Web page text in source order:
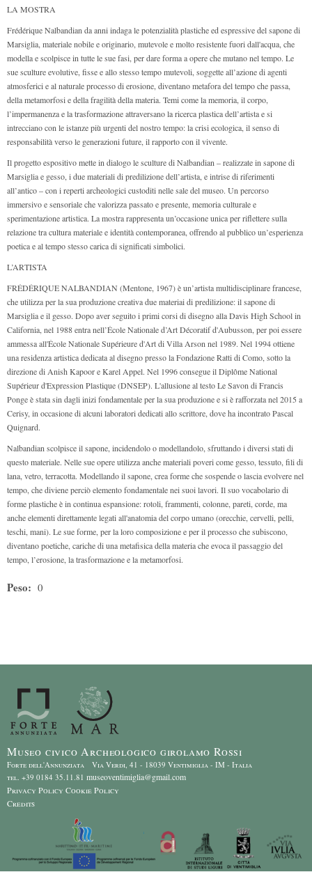
LA MOSTRA
Frédérique Nalbandian da anni indaga le potenzialità plastiche ed espressive del sapone di
Marsiglia, materiale nobile e originario, mutevole e molto resistente fuori dall'acqua, che
modella e scolpisce in tutte le sue fasi, per dare forma a opere che mutano nel tempo. Le
sue sculture evolutive, fisse e allo stesso tempo mutevoli, soggette all’azione di agenti
atmosferici e al naturale processo di erosione, diventano metafora del tempo che passa,
della metamorfosi e della fragilità della materia. Temi come la memoria, il corpo,
l’impermanenza e la trasformazione attraversano la ricerca plastica dell’artista e si
intrecciano con le istanze più urgenti del nostro tempo: la crisi ecologica, il senso di
responsabilità verso le generazioni future, il rapporto con il vivente.
Il progetto espositivo mette in dialogo le sculture di Nalbandian – realizzate in sapone di
Marsiglia e gesso, i due materiali di predilizione dell’artista, e intrise di riferimenti
all’antico – con i reperti archeologici custoditi nelle sale del museo. Un percorso
immersivo e sensoriale che valorizza passato e presente, memoria culturale e
sperimentazione artistica. La mostra rappresenta un’occasione unica per riflettere sulla
relazione tra cultura materiale e identità contemporanea, offrendo al pubblico un’esperienza
poetica e al tempo stesso carica di significati simbolici.
L’ARTISTA
FRÉDÉRIQUE NALBANDIAN (Mentone, 1967) è un’artista multidisciplinare francese,
che utilizza per la sua produzione creativa due materiai di predilizione: il sapone di
Marsiglia e il gesso. Dopo aver seguito i primi corsi di disegno alla Davis High School in
California, nel 1988 entra nell’École Nationale d’Art Décoratif d'Aubusson, per poi essere
ammessa all'École Nationale Supérieure d'Art di Villa Arson nel 1989. Nel 1994 ottiene
una residenza artistica dedicata al disegno presso la Fondazione Ratti di Como, sotto la
direzione di Anish Kapoor e Karel Appel. Nel 1996 consegue il Diplôme National
Supérieur d'Expression Plastique (DNSEP). L'allusione al testo Le Savon di Francis
Ponge è stata sin dagli inizi fondamentale per la sua produzione e si è rafforzata nel 2015 a
Cerisy, in occasione di alcuni laboratori dedicati allo scrittore, dove ha incontrato Pascal
Quignard.
Nalbandian scolpisce il sapone, incidendolo o modellandolo, sfruttando i diversi stati di
questo materiale. Nelle sue opere utilizza anche materiali poveri come gesso, tessuto, fili di
lana, vetro, terracotta. Modellando il sapone, crea forme che sospende o lascia evolvere nel
tempo, che diviene perciò elemento fondamentale nei suoi lavori. Il suo vocabolario di
forme plastiche è in continua espansione: rotoli, frammenti, colonne, pareti, corde, ma
anche elementi direttamente legati all'anatomia del corpo umano (orecchie, cervelli, pelli,
teschi, mani). Le sue forme, per la loro composizione e per il processo che subiscono,
diventano poetiche, cariche di una metafisica della materia che evoca il passaggio del
tempo, l’erosione, la trasformazione e la metamorfosi.
Peso: 0
Museo civico Archeologico girolamo Rossi
Forte dell'Annunziata Via Verdi, 41 - 18039 Ventimiglia - IM - Italia
tel. +39 0184 35.11.81 museoventimiglia@gmail.com
Privacy Policy Cookie Policy
Credits